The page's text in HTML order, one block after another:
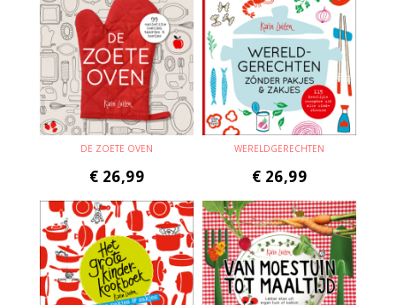
DE ZOETE OVEN
€ 26,99
WERELDGERECHTEN
€ 26,99